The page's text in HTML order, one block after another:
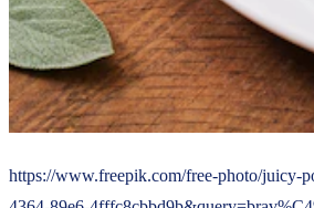
https://www.freepik.com/free-photo/juicy-